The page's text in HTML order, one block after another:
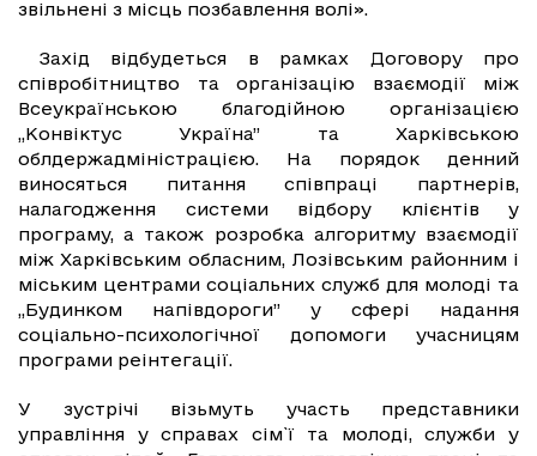
звільнені з місць позбавлення волі».
Захід відбудеться в рамках Договору про
співробітництво та організацію взаємодії між
Всеукраїнською благодійною організацією
„Конвіктус Україна” та Харківською
облдержадміністрацією. На порядок денний
виносяться питання співпраці партнерів,
налагодження системи відбору клієнтів у
програму, а також розробка алгоритму взаємодії
між Харківським обласним, Лозівським районним і
міським центрами соціальних служб для молоді та
„Будинком напівдороги” у сфері надання
соціально-психологічної допомоги учасницям
програми реінтегації.
У зустрічі візьмуть участь представники
управління у справах сім`ї та молоді, служби у